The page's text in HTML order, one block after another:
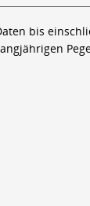
bis